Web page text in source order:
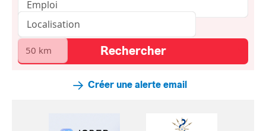
Créer une alerte email